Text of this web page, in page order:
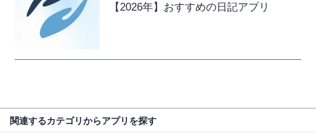
【2026年】おすすめの日記アプリ
関連するカテゴリからアプリを探す